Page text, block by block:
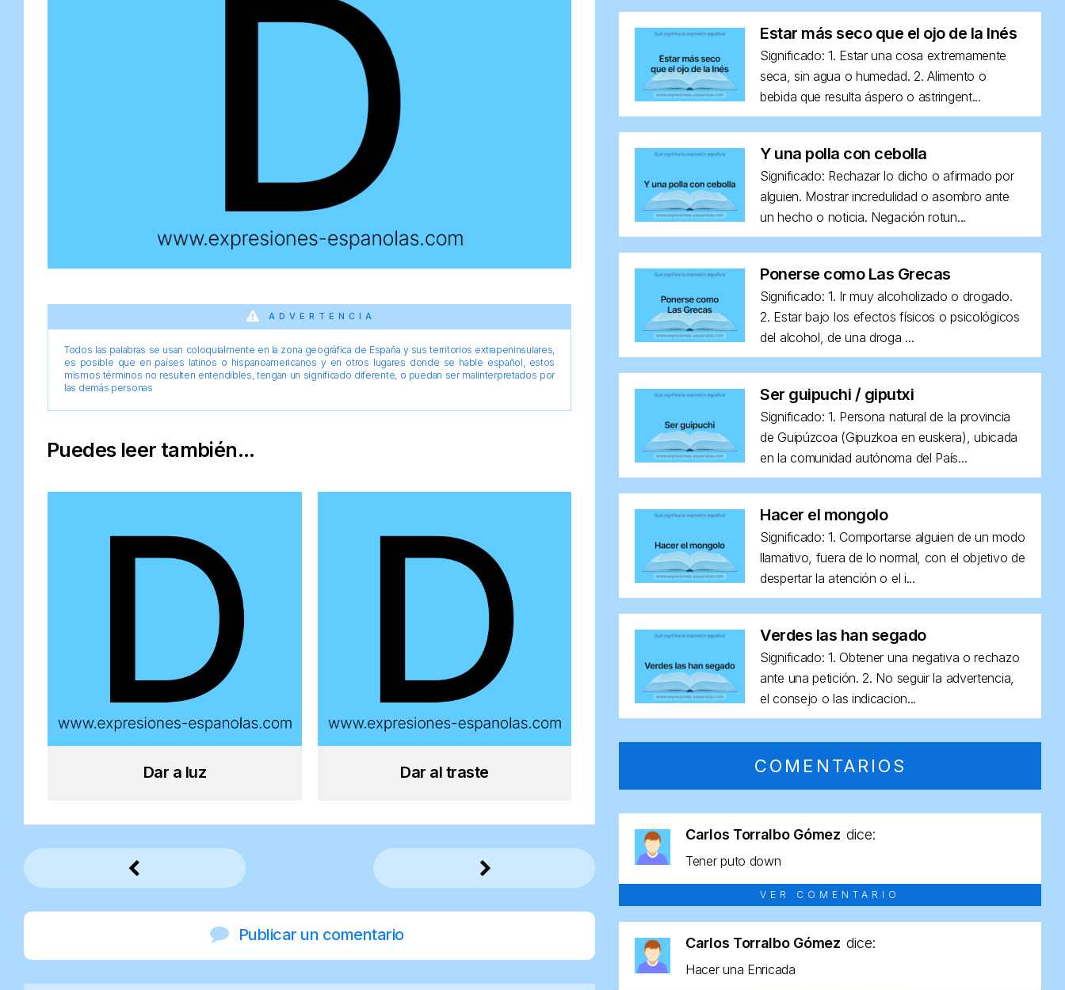
ADVERTENCIA
Todos las palabras se usan coloquialmente en la zona geográfica de España y sus territorios extrapeninsulares,
es posible que en países latinos o hispanoamericanos y en otros lugares donde se hable español, estos
mismos términos no resulten entendibles, tengan un significado diferente, o puedan ser malinterpretados por
las demás personas
Puedes leer también...
Dar a luz Dar al traste
Publicar un comentario
Estar más seco que el ojo de la Inés
Significado: 1. Estar una cosa extremamente
seca, sin agua o humedad. 2. Alimento o
bebida que resulta áspero o astringent...
Y una polla con cebolla
Significado: Rechazar lo dicho o afirmado por
alguien. Mostrar incredulidad o asombro ante
un hecho o noticia. Negación rotun...
Ponerse como Las Grecas
Significado: 1. Ir muy alcoholizado o drogado.
2. Estar bajo los efectos físicos o psicológicos
del alcohol, de una droga ...
Ser guipuchi / giputxi
Significado: 1. Persona natural de la provincia
de Guipúzcoa (Gipuzkoa en euskera), ubicada
en la comunidad autónoma del País...
Hacer el mongolo
Significado: 1. Comportarse alguien de un modo
llamativo, fuera de lo normal, con el objetivo de
despertar la atención o el i...
Verdes las han segado
Significado: 1. Obtener una negativa o rechazo
ante una petición. 2. No seguir la advertencia,
el consejo o las indicacion...
COMENTARIOS
Carlos Torralbo Gómez dice:
Tener puto down
VER COMENTARIO
Carlos Torralbo Gómez dice:
Hacer una Enricada